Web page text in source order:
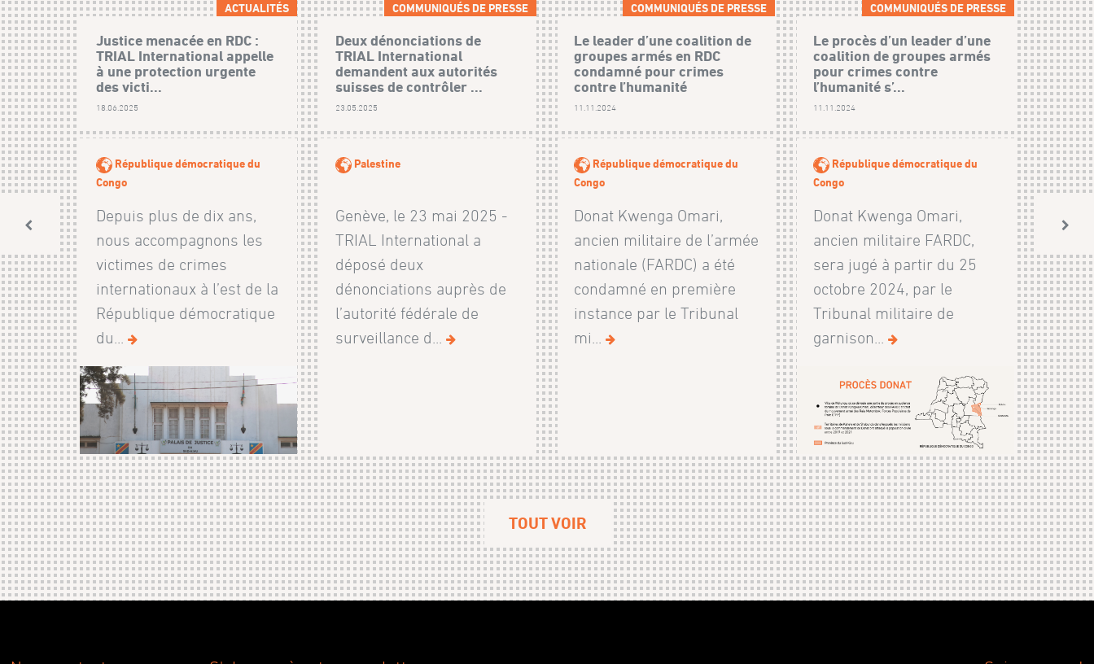
ACTUALITÉS
Justice menacée en RDC :
TRIAL International appelle
à une protection urgente
des victi...
18.06.2025
République démocratique du
Congo
Depuis plus de dix ans,
nous accompagnons les
victimes de crimes
internationaux à l’est de la
République démocratique
du...
COMMUNIQUÉS DE PRESSE
Deux dénonciations de
TRIAL International
demandent aux autorités
suisses de contrôler ...
23.05.2025
Palestine
Genève, le 23 mai 2025 -
TRIAL International a
déposé deux
dénonciations auprès de
l’autorité fédérale de
surveillance d...
COMMUNIQUÉS DE PRESSE
Le leader d’une coalition de
groupes armés en RDC
condamné pour crimes
contre l’humanité
11.11.2024
République démocratique du
Congo
Donat Kwenga Omari,
ancien militaire de l’armée
nationale (FARDC) a été
condamné en première
instance par le Tribunal
mi...
COMMUNIQUÉS DE PRESSE
Le procès d’un leader d’une
coalition de groupes armés
pour crimes contre
l’humanité s’...
11.11.2024
République démocratique du
Congo
Donat Kwenga Omari,
ancien militaire FARDC,
sera jugé à partir du 25
octobre 2024, par le
Tribunal militaire de
garnison...
TOUT VOIR